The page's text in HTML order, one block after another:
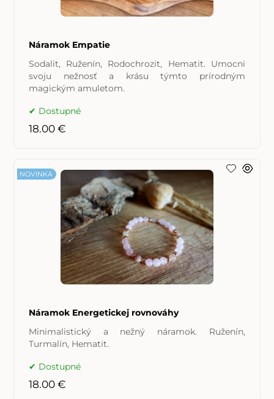
Náramok Empatie
Sodalit, Ruženín, Rodochrozit, Hematit. Umocni
svoju nežnosť a krásu týmto prírodným
magickým amuletom.
Dostupné
18.00 €
Náramok Energetickej rovnováhy
Minimalistický a nežný náramok. Ruženín,
Turmalín, Hematit.
NOVINKA
Dostupné
18.00 €